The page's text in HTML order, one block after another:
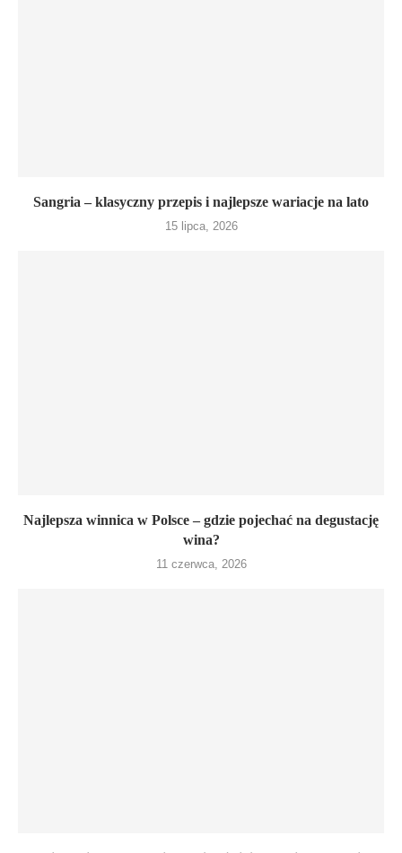
Sangria – klasyczny przepis i najlepsze wariacje na lato
15 lipca, 2026
Najlepsza winnica w Polsce – gdzie pojechać na degustację
wina?
11 czerwca, 2026